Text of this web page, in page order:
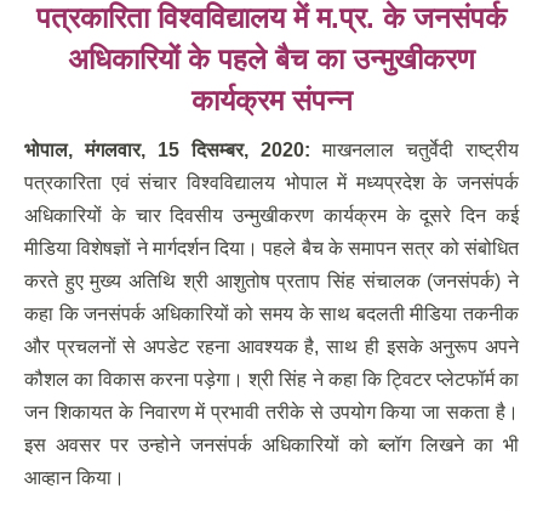
पत्रकारिता विश्वविद्यालय में म.प्र. के जनसंपर्क
अधिकारियों के पहले बैच का उन्मुखीकरण
कार्यक्रम संपन्न
भोपाल,मंगलवार, 15 दिसम्बर, 2020: माखनलाल चतुर्वेदी राष्ट्रीय
पत्रकारिता एवं संचार विश्वविद्यालय भोपाल में मध्यप्रदेश के जनसंपर्क
अधिकारियों के चार दिवसीय उन्मुखीकरण कार्यक्रम के दूसरे दिन कई
मीडिया विशेषज्ञों ने मार्गदर्शन दिया। पहले बैच के समापन सत्र को संबोधित
करते हुए मुख्य अतिथि श्री आशुतोष प्रताप सिंह संचालक (जनसंपर्क) ने
कहा कि जनसंपर्क अधिकारियों को समय के साथ बदलती मीडिया तकनीक
और प्रचलनों से अपडेट रहना आवश्यक है, साथ ही इसके अनुरूप अपने
कौशल का विकास करना पड़ेगा। श्री सिंह ने कहा कि ट्विटर प्लेटफॉर्म का
जन शिकायत के निवारण में प्रभावी तरीके से उपयोग किया जा सकता है।
इस अवसर पर उन्होने जनसंपर्क अधिकारियों को ब्लॉग लिखने का भी
आव्हान किया।